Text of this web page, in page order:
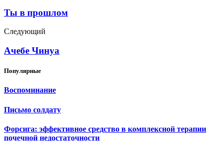
Ты в прошлом
Следующий
Ачебе Чинуа
Популярные
Воспоминание
Письмо солдату
Форсига: эффективное средство в комплексной терапии
почечной недостаточности